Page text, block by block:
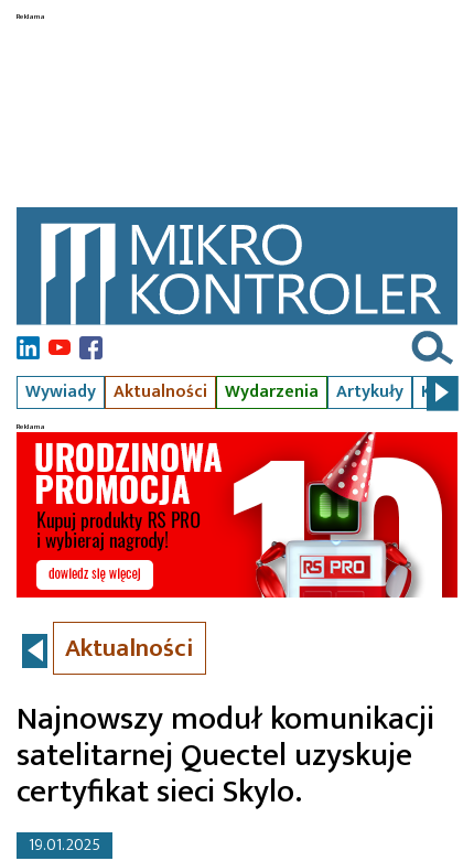
Wywiady Aktualności Wydarzenia Artykuły Kursy
Aktualności
Najnowszy moduł komunikacji
satelitarnej Quectel uzyskuje
certyfikat sieci Skylo.
19.01.2025